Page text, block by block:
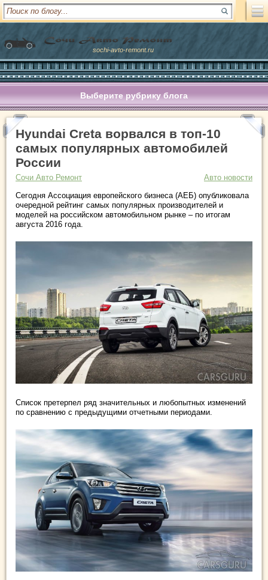
sochi-avto-remont.ru
Выберите рубрику блога
Hyundai Creta ворвался в топ-10
самых популярных автомобилей
России
Сочи Авто Ремонт
Авто новости
Сегодня Ассоциация европейского бизнеса (АЕБ) опубликовала
очередной рейтинг самых популярных производителей и
моделей на российском автомобильном рынке – по итогам
августа 2016 года.
Список претерпел ряд значительных и любопытных изменений
по сравнению с предыдущими отчетными периодами.